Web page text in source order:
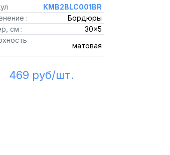
KMB2BLC001BR
:
Бордюры
см :
30x5
матовая
469 руб/шт.